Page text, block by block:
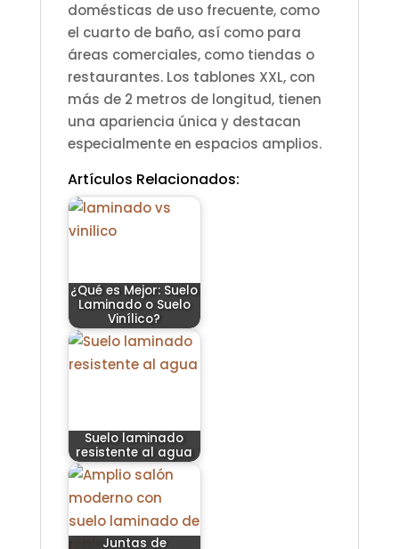
domésticas de uso frecuente, como
el cuarto de baño, así como para
áreas comerciales, como tiendas o
restaurantes. Los tablones XXL, con
más de 2 metros de longitud, tienen
una apariencia única y destacan
especialmente en espacios amplios.
Artículos Relacionados:
¿Qué es Mejor: Suelo
Laminado o Suelo
Vinílico?
Suelo laminado
resistente al agua
Juntas de